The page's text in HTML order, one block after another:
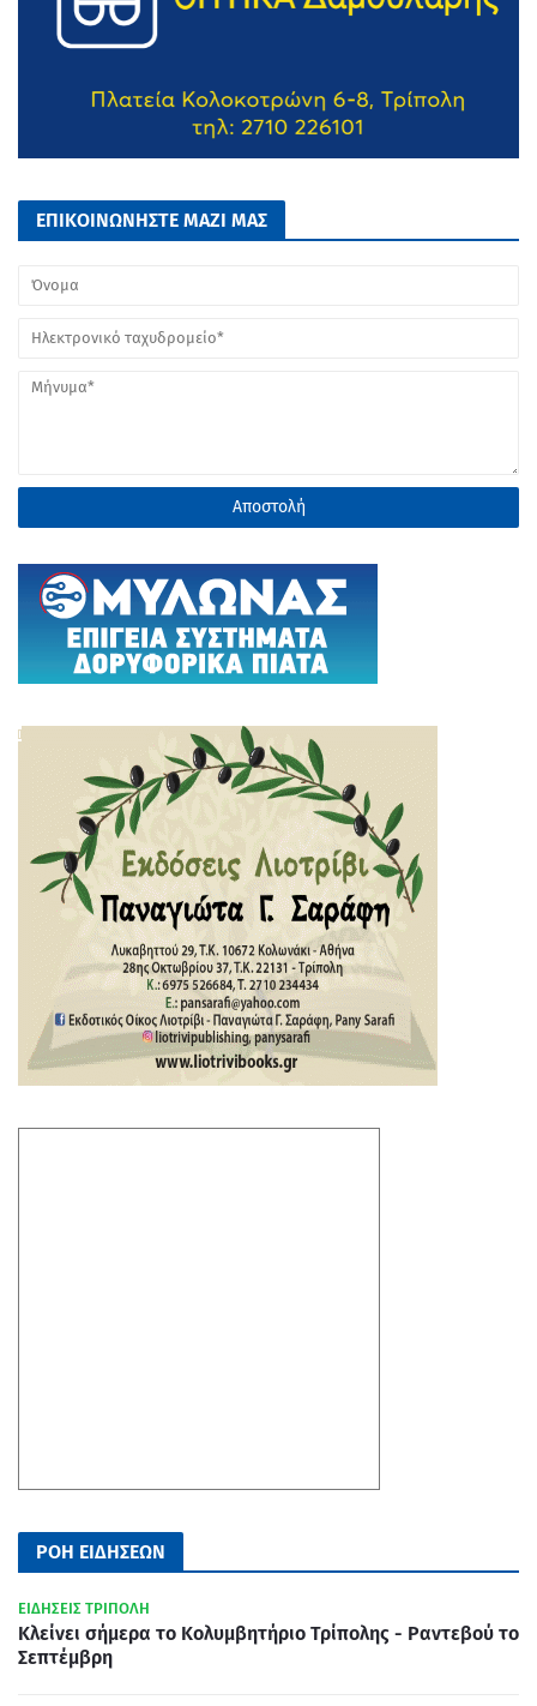
ΕΠΙΚΟΙΝΩΝΗΣΤΕ ΜΑΖΙ ΜΑΣ
ΡΟΗ ΕΙΔΗΣΕΩΝ
ΕΙΔΗΣΕΙΣ ΤΡΙΠΟΛΗ
Κλείνει σήμερα το Κολυμβητήριο Τρίπολης - Ραντεβού το
Σεπτέμβρη